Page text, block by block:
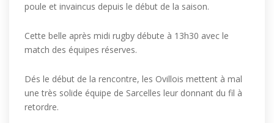
poule et invaincus depuis le début de la saison.
Cette belle après midi rugby débute à 13h30 avec le
match des équipes réserves.
Dés le début de la rencontre, les Ovillois mettent à mal
une très solide équipe de Sarcelles leur donnant du fil à
retordre.